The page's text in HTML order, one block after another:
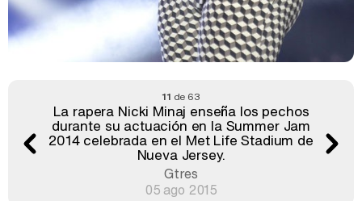
11 de 63
La rapera Nicki Minaj enseña los pechos
durante su actuación en la Summer Jam
2014 celebrada en el Met Life Stadium de
Nueva Jersey.
Gtres
05 ago 2015